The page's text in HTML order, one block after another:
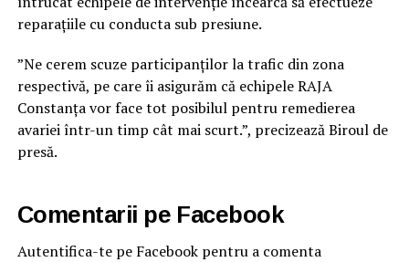
reparaţiile cu conducta sub presiune.
”Ne cerem scuze participanților la trafic din zona
respectivă, pe care îi asigurăm că echipele RAJA
Constanța vor face tot posibilul pentru remedierea
avariei într-un timp cât mai scurt.”, precizează Biroul de
presă.
Comentarii pe Facebook
Autentifica-te pe Facebook pentru a comenta